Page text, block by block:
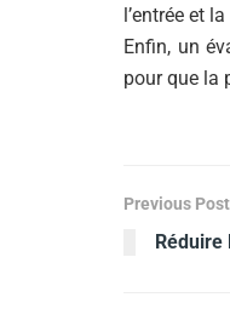
l’entrée et
Enfin, un
pour que la
Previous Post
Réduire